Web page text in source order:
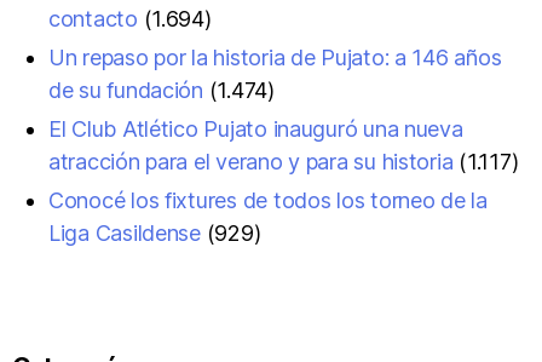
contacto (1.694)
Un repaso por la historia de Pujato: a 146 años
de su fundación (1.474)
El Club Atlético Pujato inauguró una nueva
atracción para el verano y para su historia (1.117)
Conocé los fixtures de todos los torneo de la
Liga Casildense (929)